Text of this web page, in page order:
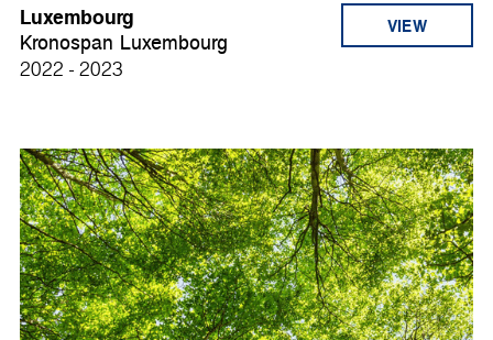
Luxembourg
Kronospan Luxembourg
2022 - 2023
VIEW